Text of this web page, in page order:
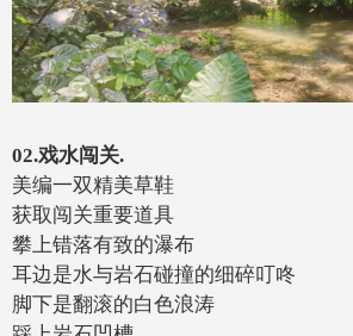
02.戏水闯关.
美编一双精美草鞋
获取闯关重要道具
攀上错落有致的瀑布
耳边是水与岩石碰撞的细碎叮咚
脚下是翻滚的白色浪涛